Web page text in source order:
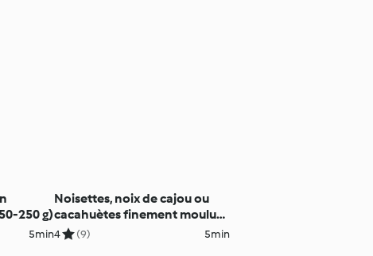
250 g)
5min
Noisettes, noix de cajou ou
cacahuètes finement moulues
(100 g)
4 (9) 5min